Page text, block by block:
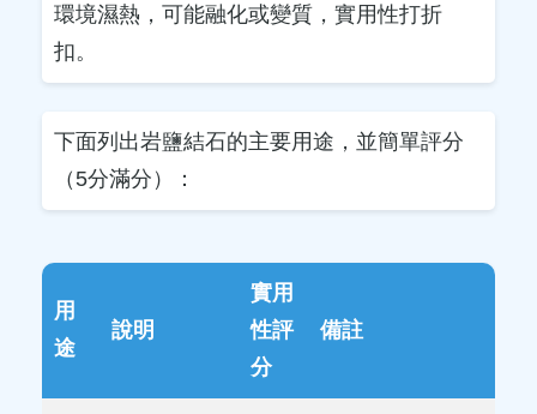
環境濕熱，可能融化或變質，實用性打折
扣。
下面列出岩鹽結石的主要用途，並簡單評分
（5分滿分）：
用
途
說明
實用
性評
分
備註